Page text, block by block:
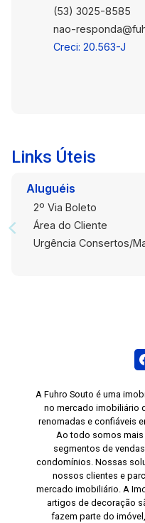
(53) 3025-8585
nao-
Creci: 20.563-J
Links Úteis
Aluguéis
2º Via Boleto
Área do Cliente
Urgência Consertos/
A Fuhro Souto é uma
no mercado imobiliário
renomadas e confiáveis
Ao todo somos mais
segmentos de
condomínios. Nossas
nossos clientes e
mercado imobiliário. A
artigos de decoração
fazem parte do